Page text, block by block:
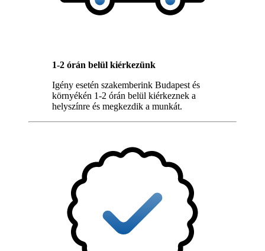
1-2 órán belül kiérkezünk
Igény esetén szakemberink Budapest és
környékén 1-2 órán belül kiérkeznek a
helyszínre és megkezdik a munkát.